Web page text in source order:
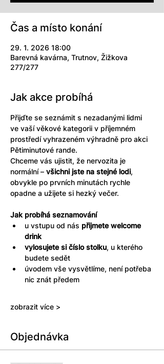
Čas a místo konání
29. 1. 2026 18:00
Barevná kavárna, Trutnov, Žižkova
277/277
Jak akce probíhá
Přijďte se seznámit s nezadanými lidmi
ve vaší věkové kategorii v příjemném
prostředí vyhrazeném výhradně pro akci
Pětiminutové rande.
Chceme vás ujistit, že nervozita je
normální – všichni jste na stejné lodi,
obvykle po prvních minutách rychle
opadne a užijete si hezký večer.
Jak probíhá seznamování
u vstupu od nás přijmete welcome
drink
vylosujete si číslo stolku, u kterého
budete sedět
úvodem vše vysvětlíme, není potřeba
nic znát předem
zobrazit více >
Objednávka